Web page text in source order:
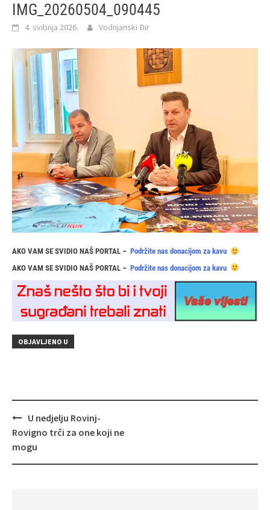
IMG_20260504_090445
4. svibnja 2026. Vodnjanski Đir
AKO VAM SE SVIDIO NAŠ PORTAL – Podržite nas donacijom za kavu
AKO VAM SE SVIDIO NAŠ PORTAL – Podržite nas donacijom za kavu
OBJAVLJENO U
Navigacija
objava
U nedjelju Rovinj-
Rovigno trči za one koji ne
mogu